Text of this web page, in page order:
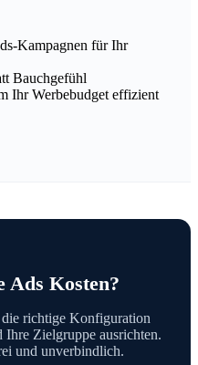
Kampagnen für Ihr
Bauchgefühl
Ihr Werbebudget effizient
Ads Kosten?
richtige Konfiguration
Ihre Zielgruppe ausrichten.
und unverbindlich.